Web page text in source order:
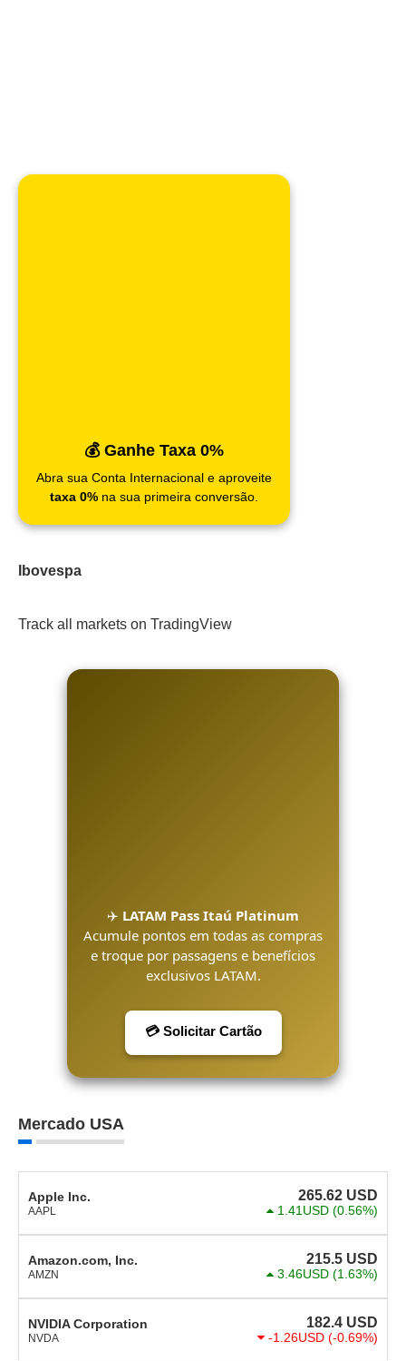
💰 Ganhe Taxa 0%
Abra sua Conta Internacional e aproveite
taxa 0% na sua primeira conversão.
Ibovespa
Track all markets on TradingView
✈️ LATAM Pass Itaú Platinum
Acumule pontos em todas as compras
e troque por passagens e benefícios
exclusivos LATAM.
💳 Solicitar Cartão
Mercado USA
Apple Inc.
AAPL
265.62 USD
1.41USD (0.56%)
Amazon.com, Inc.
AMZN
215.5 USD
3.46USD (1.63%)
NVIDIA Corporation
NVDA
182.4 USD
-1.26USD (-0.69%)